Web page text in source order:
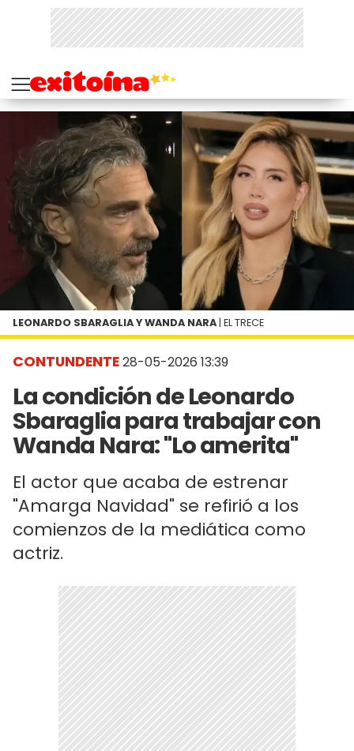
CONTUNDENTE28-05-2026 13:39
La condición de Leonardo
Sbaraglia para trabajar con
Wanda Nara: "Lo amerita"
El actor que acaba de estrenar
"Amarga Navidad" se refirió a los
comienzos de la mediática como
actriz.
LEONARDO SBARAGLIA Y WANDA NARA | EL TRECE